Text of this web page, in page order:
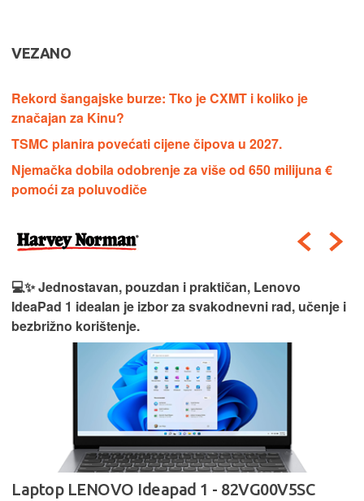
VEZANO
Rekord šangajske burze: Tko je CXMT i koliko je
značajan za Kinu?
TSMC planira povećati cijene čipova u 2027.
Njemačka dobila odobrenje za više od 650 milijuna €
pomoći za poluvodiče
💻✨ Jednostavan, pouzdan i praktičan, Lenovo
IdeaPad 1 idealan je izbor za svakodnevni rad, učenje i
bezbrižno korištenje.
Laptop LENOVO Ideapad 1 - 82VG00V5SC